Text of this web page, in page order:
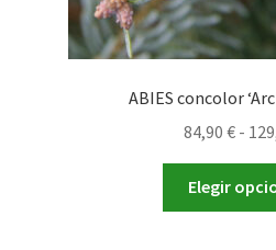
ABIES concolor
84,90 € -
Elegir